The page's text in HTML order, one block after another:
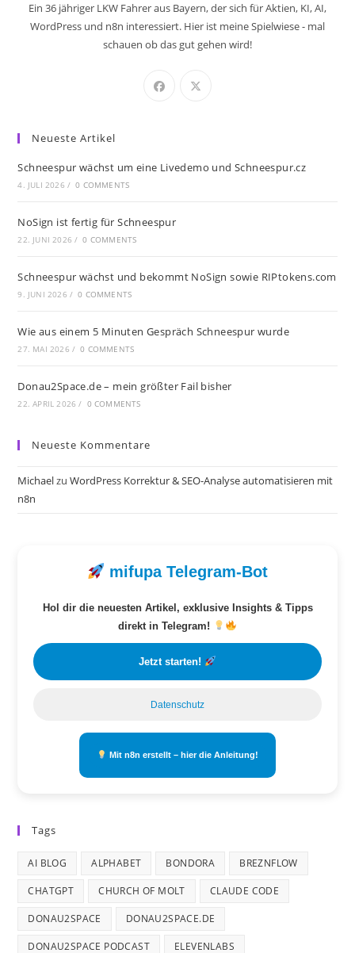
Ein 36 jähriger LKW Fahrer aus Bayern, der sich für Aktien, KI, AI,
WordPress und n8n interessiert. Hier ist meine Spielwiese - mal
schauen ob das gut gehen wird!
Neueste Artikel
Schneespur wächst um eine Livedemo und Schneespur.cz
4. JULI 2026 / 0 COMMENTS
NoSign ist fertig für Schneespur
22. JUNI 2026 / 0 COMMENTS
Schneespur wächst und bekommt NoSign sowie RIPtokens.com
9. JUNI 2026 / 0 COMMENTS
Wie aus einem 5 Minuten Gespräch Schneespur wurde
27. MAI 2026 / 0 COMMENTS
Donau2Space.de – mein größter Fail bisher
22. APRIL 2026 / 0 COMMENTS
Neueste Kommentare
MichaelzuWordPress Korrektur & SEO-Analyse automatisieren mit
n8n
mifupa Telegram-Bot
Hol dir die neuesten Artikel, exklusive Insights & Tipps
direkt in Telegram!
Jetzt starten!
Datenschutz
Mit n8n erstellt – hier die Anleitung!
Tags
AI BLOG ALPHABET BONDORA BREZNFLOW
CHATGPT CHURCH OF MOLT CLAUDE CODE
DONAU2SPACE DONAU2SPACE.DE
DONAU2SPACE PODCAST ELEVENLABS